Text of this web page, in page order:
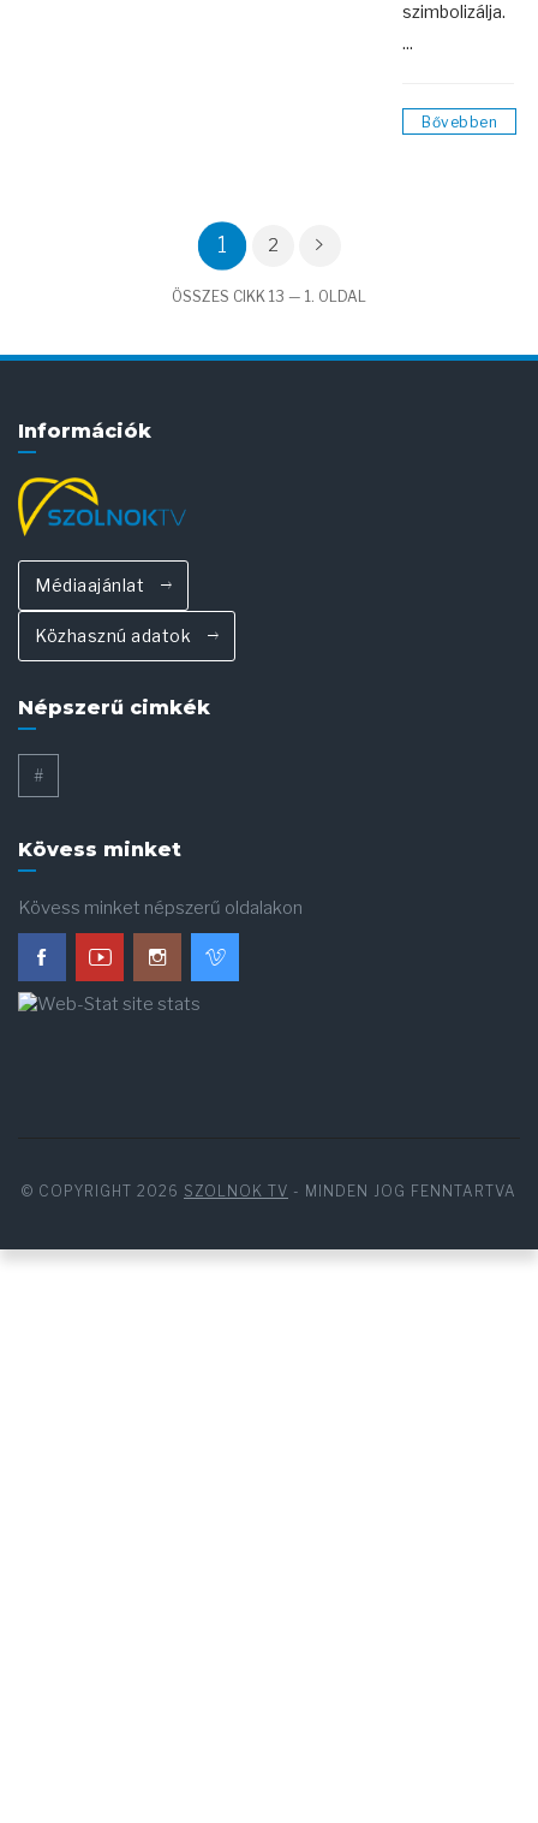
szimbolizálja.
...
Bővebben
1 2
ÖSSZES CIKK 13 — 1. OLDAL
Információk
Médiaajánlat
Közhasznú adatok
Népszerű cimkék
#
Kövess minket
Kövess minket népszerű oldalakon
© COPYRIGHT 2026 SZOLNOK TV - MINDEN JOG FENNTARTVA